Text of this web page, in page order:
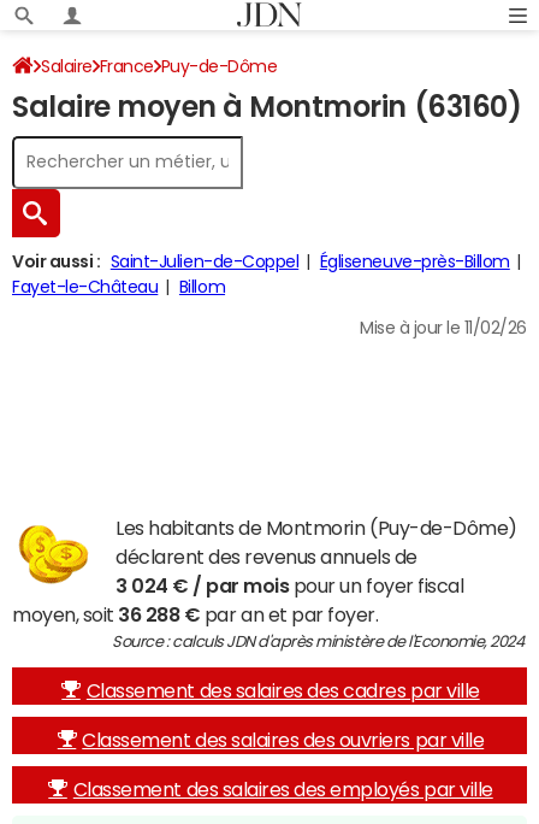
Salaire France Puy-de-Dôme
Salaire moyen à Montmorin (63160)
Voir aussi : Saint-Julien-de-Coppel
Égliseneuve-près-Billom
Fayet-le-Château
Billom
Mise à jour le 11/02/26
Les habitants de Montmorin (Puy-de-Dôme)
déclarent des revenus annuels de
3 024 € / par moispour un foyer fiscal
moyen, soit 36 288 € par an et par foyer.
Source : calculs JDN d'après ministère de l'Economie, 2024
Classement des salaires des cadres par ville
Classement des salaires des ouvriers par ville
Classement des salaires des employés par ville